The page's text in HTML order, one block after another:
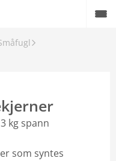
kg spann
som syntes